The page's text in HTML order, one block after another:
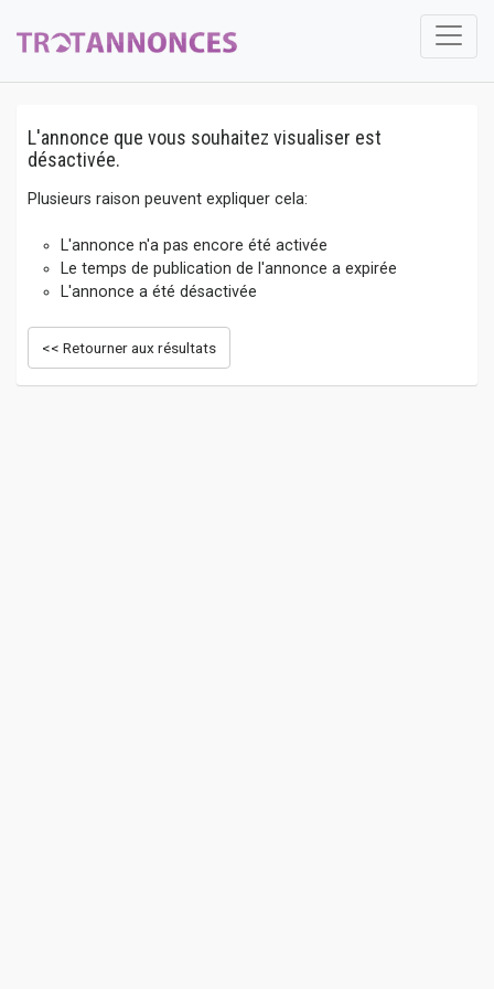
L'annonce que vous souhaitez visualiser est
désactivée.
Plusieurs raison peuvent expliquer cela:
L'annonce n'a pas encore été activée
Le temps de publication de l'annonce a expirée
L'annonce a été désactivée
<< Retourner aux résultats